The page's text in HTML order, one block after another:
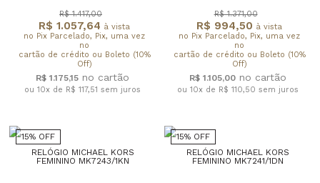
R$ 1.057,64 à vista
no Pix Parcelado, Pix, uma vez
no
cartão de crédito ou Boleto (10%
Off)
R$ 1.417,00
R$ 1.175,15
ou 10x de R$ 117,51 sem juros
R$ 994,50 à vista
no Pix Parcelado, Pix, uma vez
no
cartão de crédito ou Boleto (10%
Off)
R$ 1.371,00
R$ 1.105,00
ou 10x de R$ 110,50 sem juros
15% OFF
RELÓGIO MICHAEL KORS
FEMININO MK7243/1KN
15% OFF
RELÓGIO MICHAEL KORS
FEMININO MK7241/1DN